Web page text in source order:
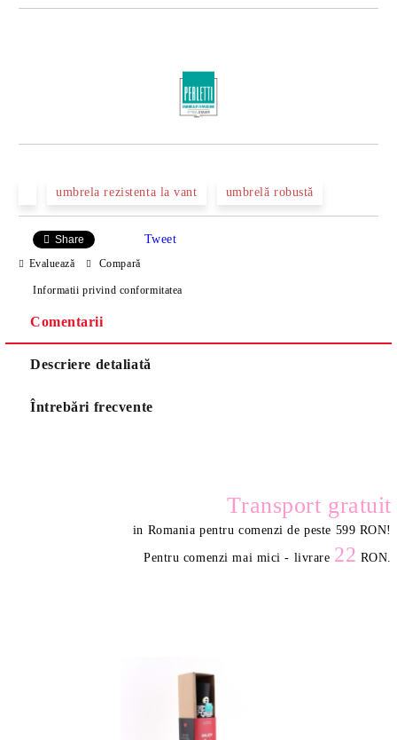
umbrela rezistenta la vant umbrelă robustă
Share Tweet
Evaluează Compară
Informatii privind conformitatea
Comentarii
Descriere detaliată
Întrebări frecvente
Transport gratuit
in Romania pentru comenzi de peste 599 RON!
Pentru comenzi mai mici - livrare 22 RON.